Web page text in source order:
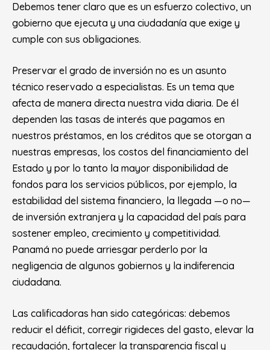
Debemos tener claro que es un esfuerzo colectivo, un
gobierno que ejecuta y una ciudadanía que exige y
cumple con sus obligaciones.
Preservar el grado de inversión no es un asunto
técnico reservado a especialistas. Es un tema que
afecta de manera directa nuestra vida diaria. De él
dependen las tasas de interés que pagamos en
nuestros préstamos, en los créditos que se otorgan a
nuestras empresas, los costos del financiamiento del
Estado y por lo tanto la mayor disponibilidad de
fondos para los servicios públicos, por ejemplo, la
estabilidad del sistema financiero, la llegada —o no—
de inversión extranjera y la capacidad del país para
sostener empleo, crecimiento y competitividad.
Panamá no puede arriesgar perderlo por la
negligencia de algunos gobiernos y la indiferencia
ciudadana.
Las calificadoras han sido categóricas: debemos
reducir el déficit, corregir rigideces del gasto, elevar la
recaudación, fortalecer la transparencia fiscal y